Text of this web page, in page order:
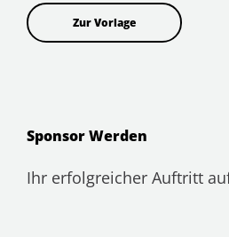
Zur Vorlage
Sponsor Werden
Ihr erfolgreicher Auftritt